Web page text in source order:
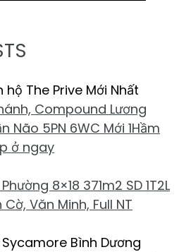
Compound Lương
Não 5PN 6WC Mới 1Hầm
ở ngay
8×18 371m2 SD 1T2L
Văn Minh, Full NT